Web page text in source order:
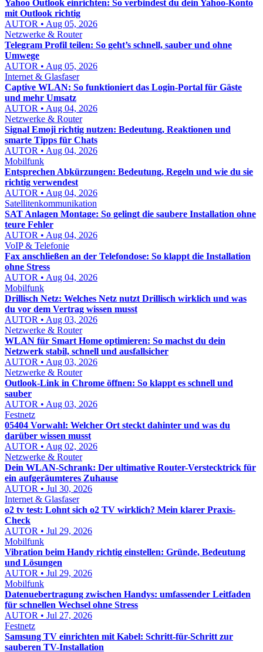
Yahoo Outlook einrichten: So verbindest du dein Yahoo-Konto
mit Outlook richtig
AUTOR • Aug 05, 2026
Netzwerke & Router
Telegram Profil teilen: So geht’s schnell, sauber und ohne
Umwege
AUTOR • Aug 05, 2026
Internet & Glasfaser
Captive WLAN: So funktioniert das Login-Portal für Gäste
und mehr Umsatz
AUTOR • Aug 04, 2026
Netzwerke & Router
Signal Emoji richtig nutzen: Bedeutung, Reaktionen und
smarte Tipps für Chats
AUTOR • Aug 04, 2026
Mobilfunk
Entsprechen Abkürzungen: Bedeutung, Regeln und wie du sie
richtig verwendest
AUTOR • Aug 04, 2026
Satellitenkommunikation
SAT Anlagen Montage: So gelingt die saubere Installation ohne
teure Fehler
AUTOR • Aug 04, 2026
VoIP & Telefonie
Fax anschließen an der Telefondose: So klappt die Installation
ohne Stress
AUTOR • Aug 04, 2026
Mobilfunk
Drillisch Netz: Welches Netz nutzt Drillisch wirklich und was
du vor dem Vertrag wissen musst
AUTOR • Aug 03, 2026
Netzwerke & Router
WLAN für Smart Home optimieren: So machst du dein
Netzwerk stabil, schnell und ausfallsicher
AUTOR • Aug 03, 2026
Netzwerke & Router
Outlook-Link in Chrome öffnen: So klappt es schnell und
sauber
AUTOR • Aug 03, 2026
Festnetz
05404 Vorwahl: Welcher Ort steckt dahinter und was du
darüber wissen musst
AUTOR • Aug 02, 2026
Netzwerke & Router
Dein WLAN-Schrank: Der ultimative Router-Verstecktrick für
ein aufgeräumteres Zuhause
AUTOR • Jul 30, 2026
Internet & Glasfaser
o2 tv test: Lohnt sich o2 TV wirklich? Mein klarer Praxis-
Check
AUTOR • Jul 29, 2026
Mobilfunk
Vibration beim Handy richtig einstellen: Gründe, Bedeutung
und Lösungen
AUTOR • Jul 29, 2026
Mobilfunk
Datenuebertragung zwischen Handys: umfassender Leitfaden
für schnellen Wechsel ohne Stress
AUTOR • Jul 27, 2026
Festnetz
Samsung TV einrichten mit Kabel: Schritt-für-Schritt zur
sauberen TV-Installation